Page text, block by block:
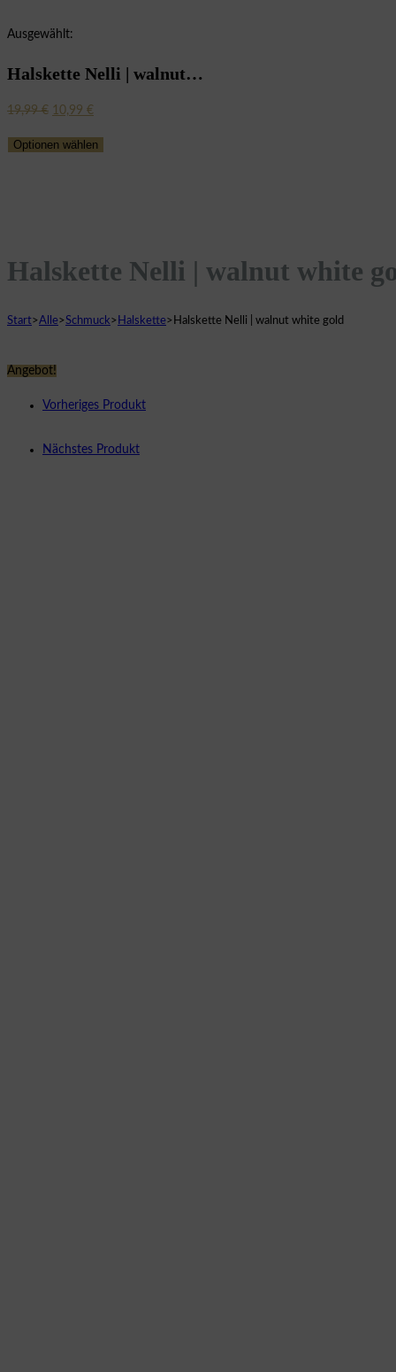
Ausgewählt:
Halskette Nelli | walnut…
19,99€ Ursprünglicher
war:
10,99 €Aktueller
ist:
Optionen wählen
Halskette Nelli | walnut white
Start>Alle>Schmuck> Halskette> Halskette Nelli | walnut white gold
Angebot!
Vorheriges Produkt
Nächstes Produkt